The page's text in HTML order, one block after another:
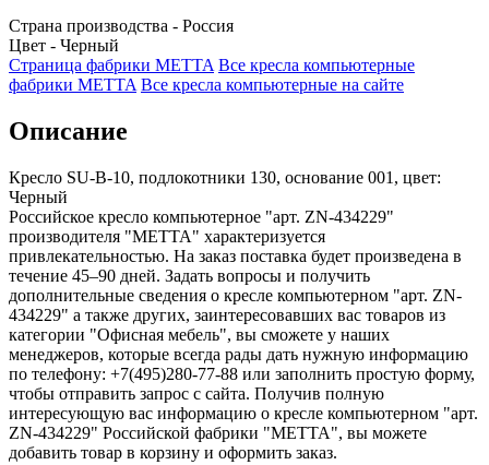
Страна производства - Россия
Цвет - Черный
Страница фабрики METTA Все кресла компьютерные
фабрики METTA Все кресла компьютерные на сайте
Описание
Кресло SU-B-10, подлокотники 130, основание 001, цвет:
Черный
Российское кресло компьютерное "арт. ZN-434229"
производителя "METTA" характеризуется
привлекательностью. На заказ поставка будет произведена в
течение 45–90 дней. Задать вопросы и получить
дополнительные сведения о кресле компьютерном "арт. ZN-
434229" а также других, заинтересовавших вас товаров из
категории "Офисная мебель", вы сможете у наших
менеджеров, которые всегда рады дать нужную информацию
по телефону: +7(495)280-77-88 или заполнить простую форму,
чтобы отправить запрос с сайта. Получив полную
интересующую вас информацию о кресле компьютерном "арт.
ZN-434229" Российской фабрики "METTA", вы можете
добавить товар в корзину и оформить заказ.